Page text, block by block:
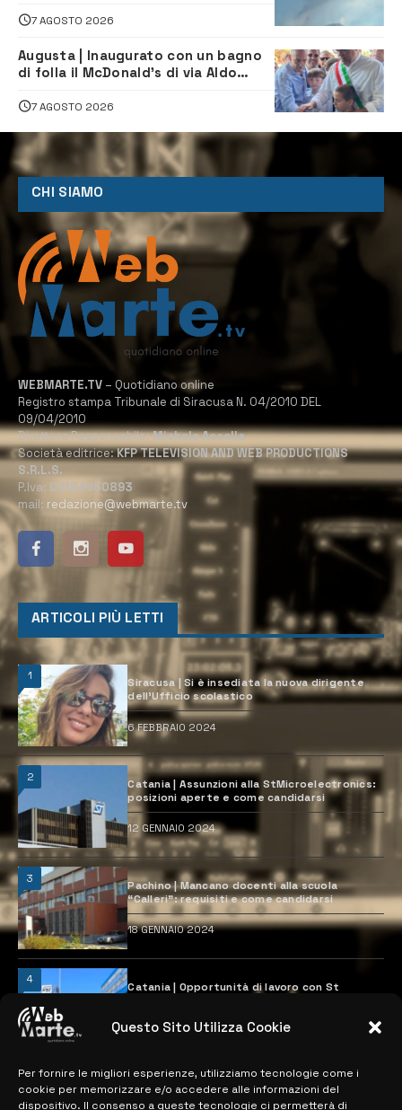
Questo Sito Utilizza Cookie
Per fornire le migliori esperienze, utilizziamo tecnologie come i
cookie per memorizzare e/o accedere alle informazioni del
dispositivo. Il consenso a queste tecnologie ci permetterà di
7 AGOSTO 2026
Augusta | Inaugurato con un bagno
di folla il McDonald’s di via Aldo
7 AGOSTO 2026
CHI SIAMO
WEBMARTE.TV – Quotidiano online
Registro stampa Tribunale di Siracusa N. 04/2010 DEL
09/04/2010
Direttore Responsabile:Michele Accolla
Società editrice:KFP TELEVISION AND WEB PRODUCTIONS
S.R.L.S.
P.Iva: 02184950893
mail: redazione@webmarte.tv
ARTICOLI PIÙ LETTI
1
Siracusa | Si è insediata la nuova dirigente
dell’Ufficio scolastico
6 FEBBRAIO 2024
2
Catania | Assunzioni alla StMicroelectronics:
posizioni aperte e come candidarsi
12 GENNAIO 2024
3
Pachino | Mancano docenti alla scuola
“Calleri”: requisiti e come candidarsi
18 GENNAIO 2024
4
Catania | Opportunità di lavoro con St
28 MARZO 2024
MAPPA DEL SITO